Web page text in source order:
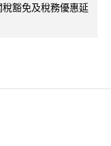
豁免及稅務優惠延